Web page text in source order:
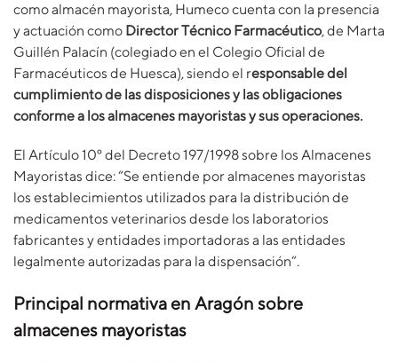
como almacén mayorista, Humeco cuenta con la presencia
y actuación como Director Técnico Farmacéutico, de Marta
Guillén Palacín (colegiado en el Colegio Oficial de
Farmacéuticos de Huesca), siendo el responsable del
cumplimiento de las disposiciones y las obligaciones
conforme a los almacenes mayoristas y sus operaciones.
El Artículo 10º del Decreto 197/1998 sobre los Almacenes
Mayoristas dice: “Se entiende por almacenes mayoristas
los establecimientos utilizados para la distribución de
medicamentos veterinarios desde los laboratorios
fabricantes y entidades importadoras a las entidades
legalmente autorizadas para la dispensación“.
Principal normativa en Aragón sobre
almacenes mayoristas